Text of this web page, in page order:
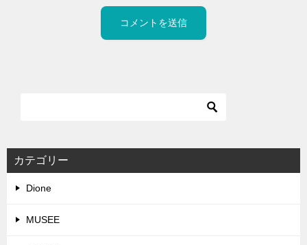
カテゴリー
Dione
MUSEE